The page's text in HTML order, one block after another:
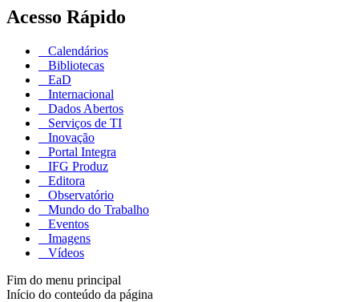
Acesso Rápido
Calendários
Bibliotecas
EaD
Internacional
Dados Abertos
Serviços de TI
Inovação
Portal Integra
IFG Produz
Editora
Observatório
Mundo do Trabalho
Eventos
Imagens
Vídeos
Fim do menu principal
Início do conteúdo da página